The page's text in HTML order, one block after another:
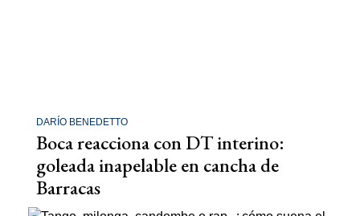
DARÍO BENEDETTO
Boca reacciona con DT interino:
goleada inapelable en cancha de
Barracas